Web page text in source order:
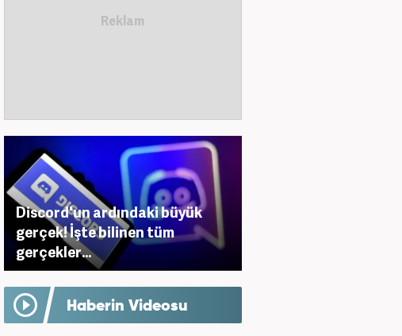
Discord'un ardındaki büyük
gerçek! İşte bilinen tüm
gerçekler...
Haberin Videosu